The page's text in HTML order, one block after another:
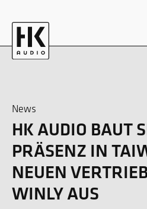
News
HK AUDIO BAUT
PRÄSENZ IN
NEUEN
WINLY AUS